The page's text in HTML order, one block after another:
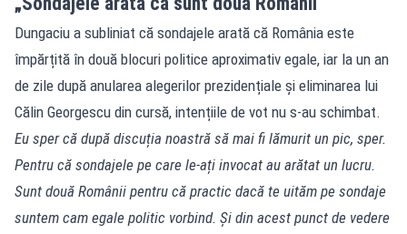
Dungaciu a subliniat că sondajele arată că România este
împărțită în două blocuri politice aproximativ egale, iar la un an
de zile după anularea alegerilor prezidențiale și eliminarea lui
Călin Georgescu din cursă, intențiile de vot nu s-au schimbat.
Eu sper că după discuția noastră să mai fi lămurit un pic, sper.
Pentru că sondajele pe care le-ați invocat au arătat un lucru.
Sunt două Românii pentru că practic dacă te uităm pe sondaje
suntem cam egale politic vorbind. Și din acest punct de vedere